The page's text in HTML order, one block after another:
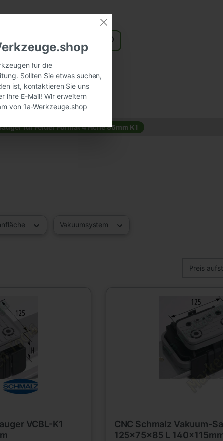
für Felder Format 4 Höhe 85mm K1
Vakuumsystem
VCBL-K1
CNC Schmalz Vakuum-
125x75x85 L
für die
Sollten Sie etwas suchen,
ist, kontaktieren Sie uns
ihre E-Mail! Wir erweitern
von 1a-Werkzeuge.shop